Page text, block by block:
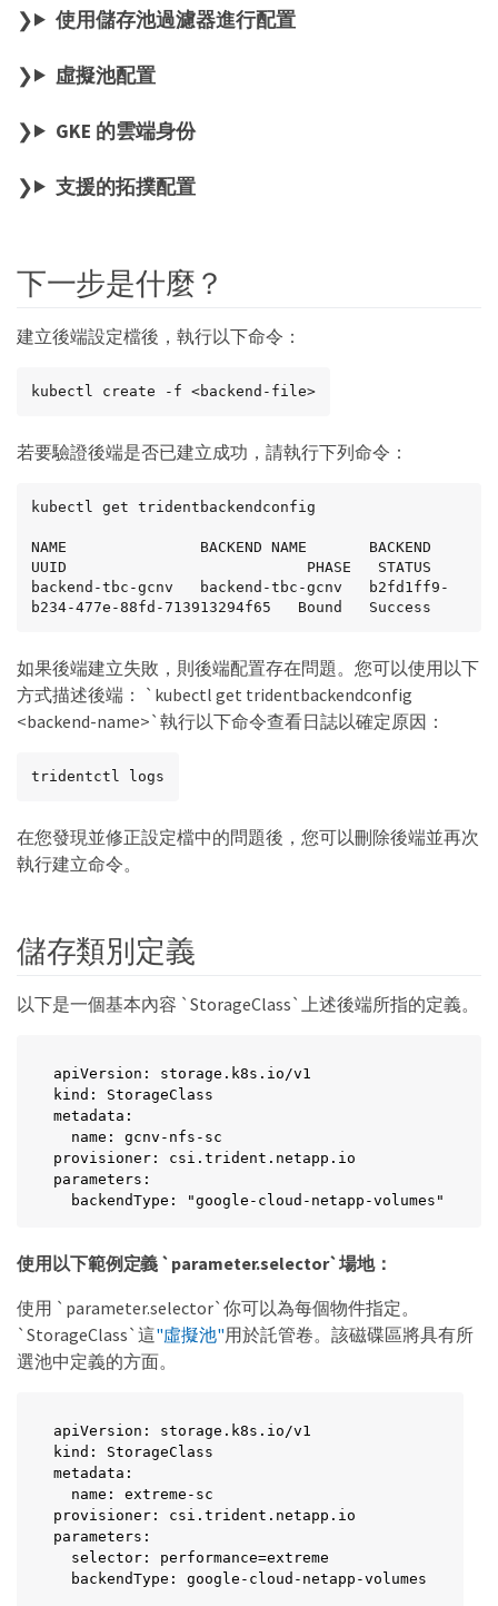
使用儲存池過濾器進行配置
虛擬池配置
GKE 的雲端身份
支援的拓撲配置
下一步是什麼？
建立後端設定檔後，執行以下命令：
kubectl create -f <backend-file>
若要驗證後端是否已建立成功，請執行下列命令：
kubectl get tridentbackendconfig
NAME               BACKEND NAME       BACKEND
UUID                           PHASE   STATUS
backend-tbc-gcnv   backend-tbc-gcnv   b2fd1ff9-
b234-477e-88fd-713913294f65   Bound   Success
如果後端建立失敗，則後端配置存在問題。您可以使用以下
方式描述後端： `kubectl get tridentbackendconfig
<backend-name>`執行以下命令查看日誌以確定原因：
tridentctl logs
在您發現並修正設定檔中的問題後，您可以刪除後端並再次
執行建立命令。
儲存類別定義
以下是一個基本內容 `StorageClass`上述後端所指的定義。
apiVersion: storage.k8s.io/v1
kind: StorageClass
metadata:
  name: gcnv-nfs-sc
provisioner: csi.trident.netapp.io
parameters:
  backendType: "google-cloud-netapp-volumes"
使用以下範例定義 `parameter.selector`場地：
使用 `parameter.selector`你可以為每個物件指定。
`StorageClass`這"虛擬池"用於託管卷。該磁碟區將具有所
選池中定義的方面。
apiVersion: storage.k8s.io/v1
kind: StorageClass
metadata:
  name: extreme-sc
provisioner: csi.trident.netapp.io
parameters:
  selector: performance=extreme
  backendType: google-cloud-netapp-volumes